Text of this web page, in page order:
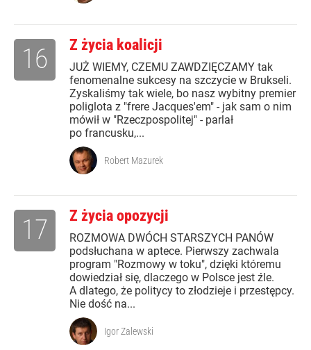
Z życia koalicji
JUŻ WIEMY, CZEMU ZAWDZIĘCZAMY tak
fenomenalne sukcesy na szczycie w Brukseli.
Zyskaliśmy tak wiele, bo nasz wybitny premier
poliglota z "frere Jacques'em" - jak sam o nim
mówił w "Rzeczpospolitej" - parlał
po francusku,...
16
Robert Mazurek
Z życia opozycji
ROZMOWA DWÓCH STARSZYCH PANÓW
podsłuchana w aptece. Pierwszy zachwala
program "Rozmowy w toku", dzięki któremu
dowiedział się, dlaczego w Polsce jest źle.
A dlatego, że politycy to złodzieje i przestępcy.
Nie dość na...
17
Igor Zalewski